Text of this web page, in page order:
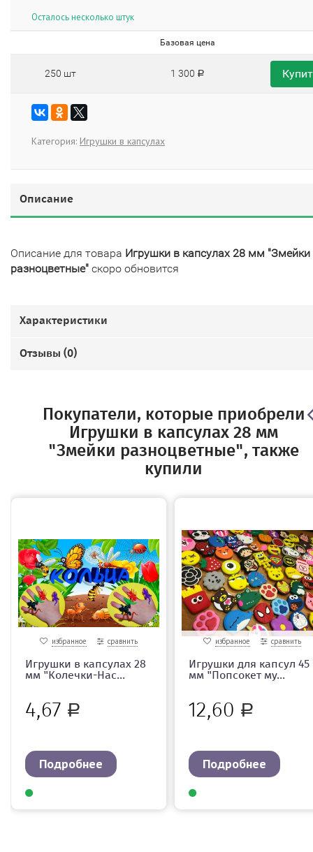
Осталось несколько штук
Базовая цена
250 шт 1 300 Р
Категория: Игрушки в капсулах
Описание
Описание для товара Игрушки в капсулах 28 мм "Змейки
разноцветные" скоро обновится
Характеристики
Отзывы (0)
Покупатели, которые приобрели
Игрушки в капсулах 28 мм
"Змейки разноцветные", также
купили
избранное сравнить
Игрушки в капсулах 28
мм "Колечки-Нас...
4,67 Р
Подробнее
избранное сравнить
Игрушки для капсул 45
мм "Попсокет му...
12,60 Р
Подробнее